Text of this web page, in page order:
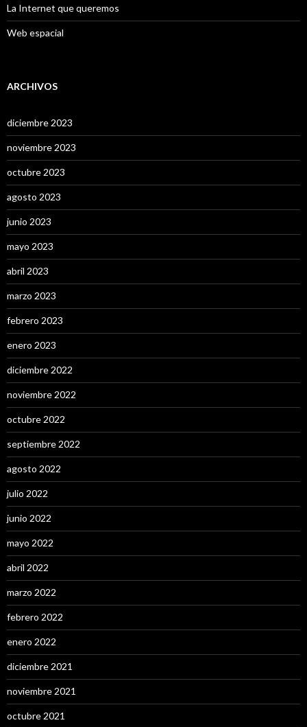
La Internet que queremos
Web espacial
ARCHIVOS
diciembre 2023
noviembre 2023
octubre 2023
agosto 2023
junio 2023
mayo 2023
abril 2023
marzo 2023
febrero 2023
enero 2023
diciembre 2022
noviembre 2022
octubre 2022
septiembre 2022
agosto 2022
julio 2022
junio 2022
mayo 2022
abril 2022
marzo 2022
febrero 2022
enero 2022
diciembre 2021
noviembre 2021
octubre 2021